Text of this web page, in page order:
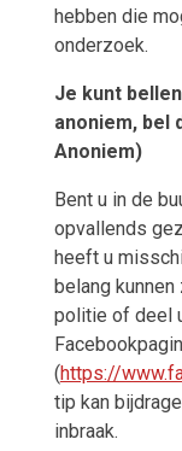
hebben die
onderzoek.
Je kunt
anoniem, bel
Anoniem)
Bent u in de
opvallends
heeft u
belang
politie of deel
(https://
tip kan
inbraak.